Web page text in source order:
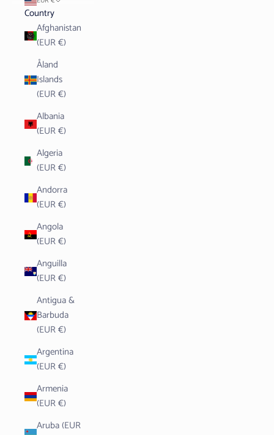
Country
Afghanistan
(EUR €)
Åland
Islands
(EUR €)
Albania
(EUR €)
Algeria
(EUR €)
Andorra
(EUR €)
Angola
(EUR €)
Anguilla
(EUR €)
Antigua &
Barbuda
(EUR €)
Argentina
(EUR €)
Armenia
(EUR €)
Aruba (EUR